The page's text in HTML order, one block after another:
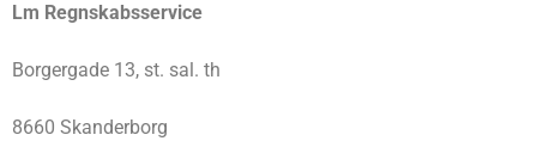
Lm Regnskabsservice
Borgergade 13, st. sal. th
8660 Skanderborg